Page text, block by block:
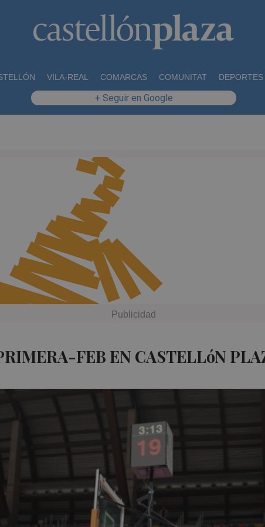
VILA-REAL COMARCAS COMUNITAT DEPORTES
+ Seguir en Google
FEB EN CASTELLóN